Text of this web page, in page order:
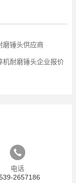
磨锤头供应商
机耐磨锤头企业报价
电话
2657186